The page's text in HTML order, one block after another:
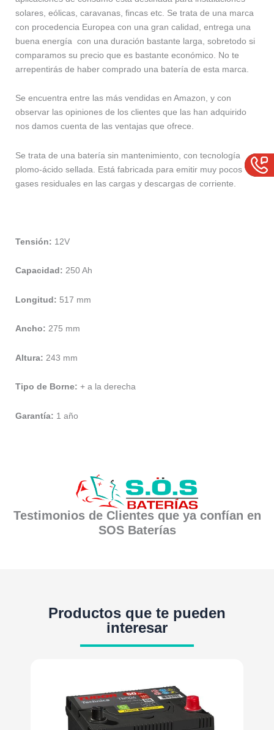
solares, eólicas, caravanas, fincas etc. Se trata de una marca
con procedencia Europea con una gran calidad, entrega una
buena energía con una duración bastante larga, sobretodo si
comparamos su precio que es bastante económico. No te
arrepentirás de haber comprado una batería de esta marca.
Se encuentra entre las más vendidas en Amazon, y con
observar las opiniones de los clientes que las han adquirido
nos damos cuenta de las ventajas que ofrece.
Se trata de una batería sin mantenimiento, con tecnología
plomo-ácido sellada. Está fabricada para emitir muy pocos
gases residuales en las cargas y descargas de corriente.
Tensión: 12V
Capacidad: 250 Ah
Longitud: 517 mm
Ancho: 275 mm
Altura: 243 mm
Tipo de Borne: + a la derecha
Garantía: 1 año
Testimonios de Clientes que ya confían en
SOS Baterías
Productos que te pueden
interesar